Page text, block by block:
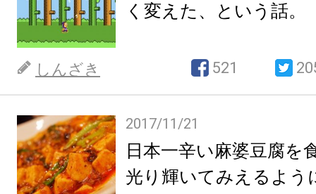
く変えた、という話。
しんざき 521
2017/11/21
日本一辛い麻婆豆腐を
光り輝いてみえるよう